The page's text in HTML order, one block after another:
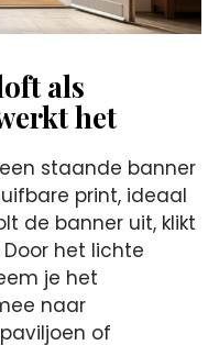
als
het
staande banner
print, ideaal
de banner uit, klikt
het lichte
je het
naar
of